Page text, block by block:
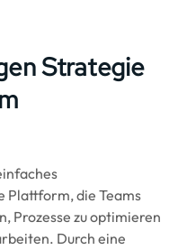
Strategie
Plattform, die Teams
Prozesse zu optimieren
Durch eine